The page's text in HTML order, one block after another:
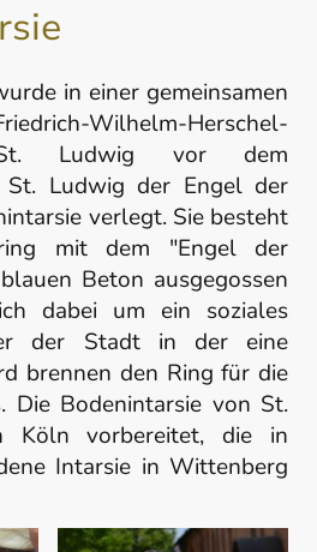
in einer gemeinsamen
Wilhelm-Herschel-
Ludwig vor dem
St. Ludwig der Engel der
verlegt. Sie besteht
mit dem "Engel der
Beton ausgegossen
dabei um ein soziales
der Stadt in der eine
brennen den Ring für die
Die Bodenintarsie von St.
Köln vorbereitet, die in
Intarsie in Wittenberg